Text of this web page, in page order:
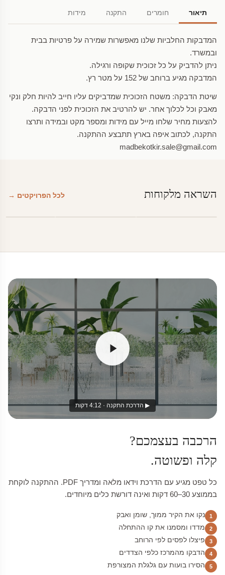
תיאור חומרים התקנה מידות
המדבקות החלביות שלנו מאפשרות שמירה על פרטיות בבית
ובמשרד.
ניתן להדביק על כל זכוכית שקופה ורגילה.
המדבקה מגיע ברוחב של 152 על מטר רץ.
שיטת הדבקה: משטח הזכוכית שמדביקים עליו חייב להיות חלק ונקי
מאבק וכל לכלוך אחר. יש להרטיב את הזכוכית לפני הדבקה.
להצעות מחיר שלחו מייל עם מידות ומספר מקט ובמידה ותרצו
התקנה, לכתוב איפה בארץ תתבצע ההתקנה.
madbekotkir.sale@gmail.com
השראה מלקוחות לכל הפרויקטים →
▶ הדרכת התקנה · 4:12 דקות
הרכבה בעצמכם?
קלה ופשוטה.
כל טפט מגיע עם הדרכת וידאו מלאה ומדריך PDF. ההתקנה לוקחת
בממוצע 30–60 דקות ואינה דורשת כלים מיוחדים.
1 נקו את הקיר ממוך, שומן ואבק
2 מדדו ומסמנו את קו ההתחלה
3 פיצלו לפסים לפי הרוחב
4 הדבקו מהמרכז כלפי הצדדים
5 הסירו בועות עם גלגלת המצורפת